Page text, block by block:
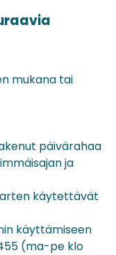
mukana tai
päivärahaa
ja
käytettävät
käyttämiseen
(ma-pe klo